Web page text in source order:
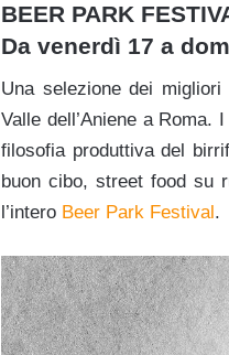
BEER PARK
Da venerdì 17 a
Una selezione dei
Valle dell’Aniene a
filosofia produttiva del
buon cibo, street food su
l’intero Beer Park Festival.